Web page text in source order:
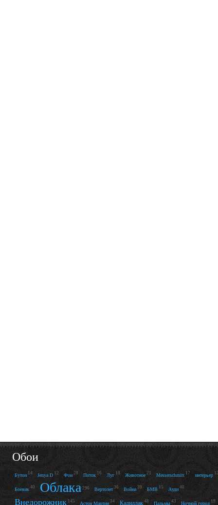
Обои
Бутон 14 Jenya D 12 Фон 28 Поток 16 Луг 18 Животное 21 Messerschmitt 17 интерьер
Боевик 40 Облака 296 Вертолет 36 Война 39 БМВ 15 Ауди 40
Внедорожник 145 Астон Мартин 34 Кадиллак 48 Пальмы 43 Ночной город 19